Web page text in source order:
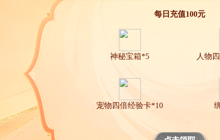
每日充值100元
神秘宝箱*5 人物
宠物四倍经验卡*10